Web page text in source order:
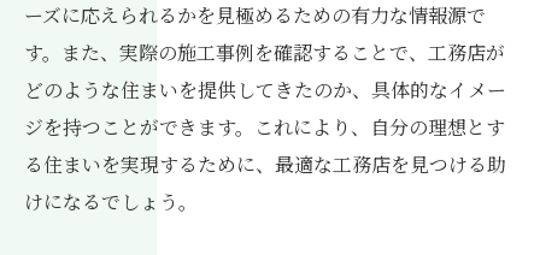
ーズに応えられるかを見極めるための有力な情報源で
す。また、実際の施工事例を確認することで、工務店が
どのような住まいを提供してきたのか、具体的なイメー
ジを持つことができます。これにより、自分の理想とす
る住まいを実現するために、最適な工務店を見つける助
けになるでしょう。